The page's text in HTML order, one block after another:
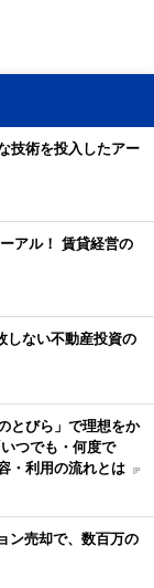
技術を投入したアー
アル！ 賃貸経営の
しない不動産投資の
とびら」で理想をか
つでも・何度で
・利用の流れとは [P
ン売却で、数百万の